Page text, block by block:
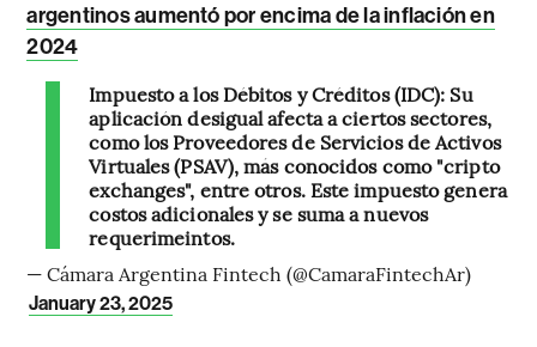
argentinos aumentó por encima de la inflación en
2024
Impuesto a los Débitos y Créditos (IDC): Su
aplicación desigual afecta a ciertos sectores,
como los Proveedores de Servicios de Activos
Virtuales (PSAV), más conocidos como "cripto
exchanges", entre otros. Este impuesto genera
costos adicionales y se suma a nuevos
requerimeintos.
— Cámara Argentina Fintech (@CamaraFintechAr)
January 23, 2025